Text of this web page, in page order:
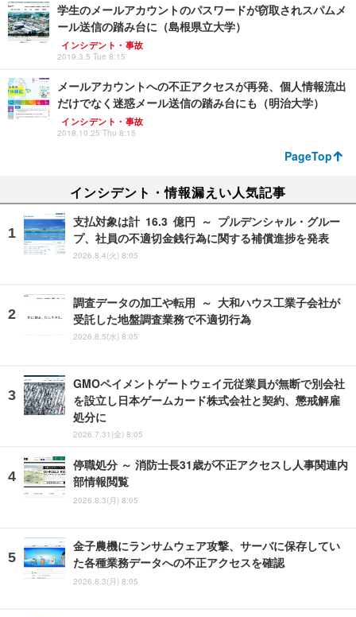
学生のメールアカウントのパスワードが窃取されスパムメ
ール送信の踏み台に（島根県立大学）
インシデント・事故
2019.3.5 Tue 8:15
メールアカウントへの不正アクセスが再発、個人情報流出
だけでなく迷惑メール送信の踏み台にも（明治大学）
インシデント・事故
2018.10.25 Thu 8:15
PageTop
インシデント・情報漏えい人気記事
支払対象は計 16.3 億円 ～ プルデンシャル・グルー
プ、社員の不適切金銭行為に関する補償進捗を発表
2026.8.4(火) 8:05
調査データの加工や転用 ～ 大和ハウス工業子会社が
受託した地盤調査業務で不適切行為
2026.8.5(水) 8:05
GMOペイメントゲートウェイ元従業員が無断で別会社
を設立し日本ゲームカード株式会社と契約、懲戒解雇
処分に
2026.7.31(金) 8:05
停職処分 ～ 消防士長31歳が不正アクセスし人事関連内
部情報閲覧
2026.8.3(月) 8:05
金子農機にランサムウェア攻撃、サーバに保存してい
た各種業務データへの不正アクセスを確認
2026.8.3(月) 8:05